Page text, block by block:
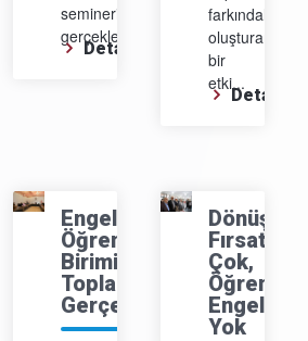
semineri
gerçekleştirdi....
Detay
farkındalık
oluşturan
bir
etki...
Detay
Engelli
Öğrenci
Birimi
Toplantısı
Gerçekleşti
Fırsat
Çok,
Engel
Yok